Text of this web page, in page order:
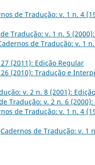
de Tradução: v. 1 n. 4
Tradução: v. 1 n. 5
de Tradução: v. 1
(2011): Edição Regular
(2010): Tradução e
v. 2 n. 8 (2001):
Tradução: v. 2 n. 6
de Tradução: v. 1 n. 4
Cadernos de Tradução: v. 1